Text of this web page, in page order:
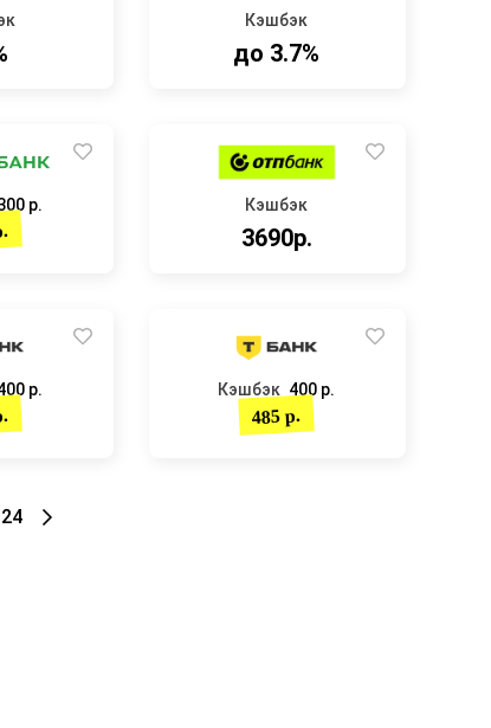
Кэшбэк
до 3.7%
р. Кэшбэк
3690р.
р. Кэшбэк 400 р.
485 р.
24